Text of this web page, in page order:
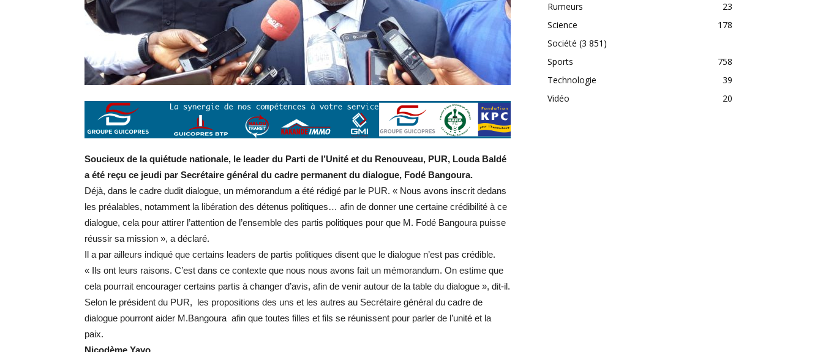
Soucieux de la quiétude nationale, le leader du Parti de l’Unité et du Renouveau, PUR, Louda Baldé
a été reçu ce jeudi par Secrétaire général du cadre permanent du dialogue, Fodé Bangoura.
Déjà, dans le cadre dudit dialogue, un mémorandum a été rédigé par le PUR. « Nous avons inscrit dedans
les préalables, notamment la libération des détenus politiques… afin de donner une certaine crédibilité à ce
dialogue, cela pour attirer l’attention de l’ensemble des partis politiques pour que M. Fodé Bangoura puisse
réussir sa mission », a déclaré.
Il a par ailleurs indiqué que certains leaders de partis politiques disent que le dialogue n’est pas crédible.
« Ils ont leurs raisons. C’est dans ce contexte que nous nous avons fait un mémorandum. On estime que
cela pourrait encourager certains partis à changer d’avis, afin de venir autour de la table du dialogue », dit-il.
Selon le président du PUR, les propositions des uns et les autres au Secrétaire général du cadre de
dialogue pourront aider M.Bangoura afin que toutes filles et fils se réunissent pour parler de l’unité et la
paix.
Nicodème Yayo
Rumeurs
23
Science
178
Société (3 851)
Sports
758
Technologie
39
Vidéo
20